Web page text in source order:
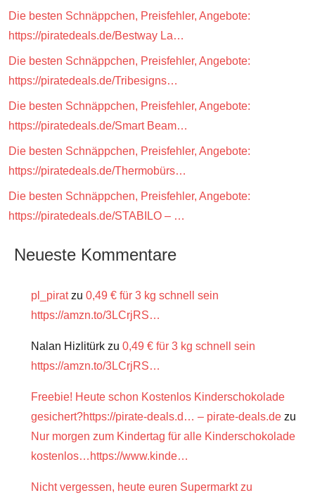
Die besten Schnäppchen, Preisfehler, Angebote:
https://piratedeals.de/Bestway La…
Die besten Schnäppchen, Preisfehler, Angebote:
https://piratedeals.de/Tribesigns…
Die besten Schnäppchen, Preisfehler, Angebote:
https://piratedeals.de/Smart Beam…
Die besten Schnäppchen, Preisfehler, Angebote:
https://piratedeals.de/Thermobürs…
Die besten Schnäppchen, Preisfehler, Angebote:
https://piratedeals.de/STABILO – …
Neueste Kommentare
pl_piratzu 0,49 € für 3 kg schnell sein
https://amzn.to/3LCrjRS…
Nalan Hizlitürk zu 0,49 € für 3 kg schnell sein
https://amzn.to/3LCrjRS…
Freebie! Heute schon Kostenlos Kinderschokolade
gesichert?https://pirate-deals.d… – pirate-deals.de zu
Nur morgen zum Kindertag für alle Kinderschokolade
kostenlos…https://www.kinde…
Nicht vergessen, heute euren Supermarkt zu